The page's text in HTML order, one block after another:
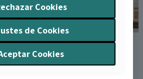
/
Taza Valenciana /
Valenciano
Cookies
de Cookies
Cookies